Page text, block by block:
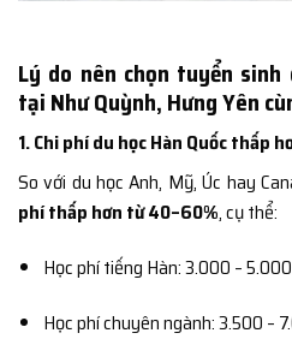
Lý do nên chọn tuyển sinh
tại Như Quỳnh, Hưng Yên
1. Chi phí du học Hàn Quốc thấp
So với du học Anh, Mỹ, Úc hay
phí thấp hơn từ 40–60%, cụ thể:
Học phí tiếng Hàn: 3.000 –
Học phí chuyên ngành: 3.500 –